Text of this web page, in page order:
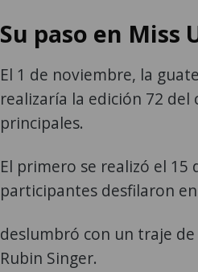
Su paso en Miss
El 1 de noviembre, la
realizaría la edición 72
principales.
El primero se realizó el 15
participantes desfilaron
deslumbró con un traje
Rubin Singer.